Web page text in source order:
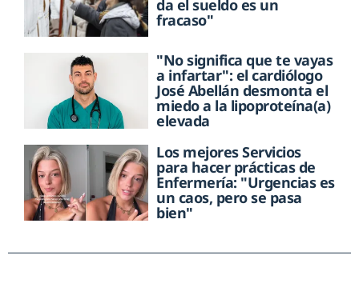
da el sueldo es un
fracaso"
"No significa que te vayas
a infartar": el cardiólogo
José Abellán desmonta el
miedo a la lipoproteína(a)
elevada
Los mejores Servicios
para hacer prácticas de
Enfermería: "Urgencias es
un caos, pero se pasa
bien"